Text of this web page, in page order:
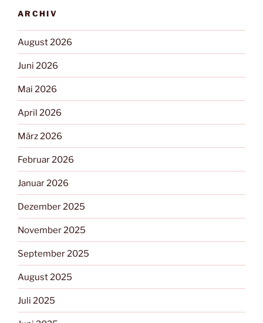
ARCHIV
August 2026
Juni 2026
Mai 2026
April 2026
März 2026
Februar 2026
Januar 2026
Dezember 2025
November 2025
September 2025
August 2025
Juli 2025